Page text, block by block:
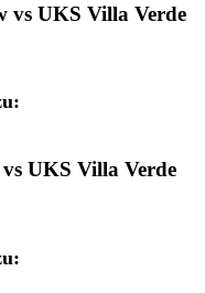
vs UKS Villa Verde
UKS Villa Verde